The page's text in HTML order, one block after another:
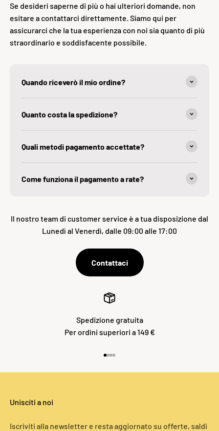
Se desideri saperne di più o hai ulteriori domande, non
esitare a contattarci direttamente. Siamo qui per
assicurarci che la tua esperienza con noi sia quanto di più
straordinario e soddisfacente possibile.
Quando riceverò il mio ordine?
Quanto costa la spedìzione?
Quali metodi pagamento accettate?
Come funziona il pagamento a rate?
Il nostro team di customer service è a tua disposizione dal
Lunedì al Venerdì, dalle 09:00 alle 17:00
Contattaci
Spedizione gratuita
Per ordini superiori a 149 €
Unisciti a noi
Iscriviti alla newsletter e resta aggiornato su offerte, saldi